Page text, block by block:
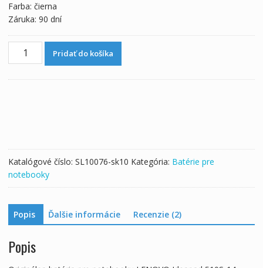
Farba: čierna
Záruka: 90 dní
množstvo
14
Pridať do košíka
Katalógové číslo: SL10076-sk10 Kategória: Batérie pre
notebooky
Popis Ďalšie informácie Recenzie (2)
Popis